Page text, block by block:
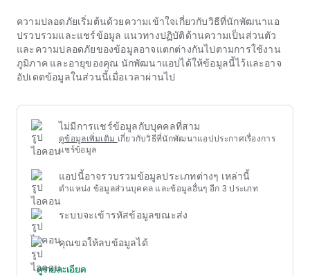
ที่สุดถูกท้าทายและแข่งขันในระดับนานาชาติในสนามแข่งไก่
ขนาดใหญ่ใน Thomo
คาสิโนออนไลน์เสนอรูปแบบ โค้ด เครดิตฟรี hubjoker888 ที่แตก
ต่างกันมากมายเพื่อกระจายประสบการณ์ เวอร์ชัน European
Roulette เป็นเวอร์ชันที่ได้รับความนิยมมากที่สุด โดยมีหมายเลข
เวอร์ชันอเมริกันรูเล็ตจะเพิ่มหมายเลข \'00\' ซึ่งเพิ่มความได้
เปรียบของเจ้ามืออย่างมาก นอกจากนี้ยังมีเวอร์ชันที่ทันสมัย ​​เช่น รู
เล็ตดีลเลอร์สด ที่เชื่อมโยงผู้เล่นกับดีลเลอร์จริงผ่านวิดีโอสด สร้าง
บรรยากาศคาสิโนที่แท้จริงเพื่อประสบการณ์ โค้ด เครดิตฟรี
ประเด็นสำคัญที่ต้องคำนึงถึงคือแนวคิดเรื่อง house edge ตัวเลขนี้
ซึ่งโดยทั่วไปมีตั้งแต่ประมาณ 2.7% สำหรับรูเล็ตยุโรปไปจนถึง
5.26% สำหรับรูเล็ตอเมริกัน โดยพื้นฐานแล้วแสดงถึงเปอร์เซ็นต์
กำไรเฉลี่ยระยะยาวที่คาสิโนคาดว่าจะได้รับจากผู้เล่น แม้ว่าองค์
ประกอบของโชคจะควบคุมแต่ละเซสชั่น แต่ โค้ด เครดิตฟรี
hubjoker888 ได้รับการออกแบบมาเพื่อให้แน่ใจว่าคาสิโนสามารถ
ทำกำไรทางคณิตศาสตร์ได้ตลอดเวลา
ความปลอดภัยเริ่มต้นด้วยความเข้าใจเกี่ยวกับวิธีที่นักพัฒนาแอ
ปรวบรวมและแชร์ข้อมูล แนวทางปฏิบัติด้านความเป็นส่วนตัว
และความปลอดภัยของข้อมูลอาจแตกต่างกันไปตามการใช้งาน
ภูมิภาค และอายุของคุณ นักพัฒนาแอปได้ให้ข้อมูลนี้ไว้และอาจ
อัปเดตข้อมูลในส่วนนี้เมื่อเวลาผ่านไป
ไม่มีการแชร์ข้อมูลกับบุคคลที่สาม
ดูข้อมูลเพิ่มเติม เกี่ยวกับวิธีที่นักพัฒนาแอปประกาศเรื่องการ
แชร์ข้อมูล
แอปนี้อาจรวบรวมข้อมูลประเภทต่างๆ เหล่านี้
ตำแหน่ง ข้อมูลส่วนบุคคล และข้อมูลอื่นๆ อีก 3 ประเภท
ระบบจะเข้ารหัสข้อมูลขณะส่ง
คุณขอให้ลบข้อมูลได้
ดูรายละเอียด